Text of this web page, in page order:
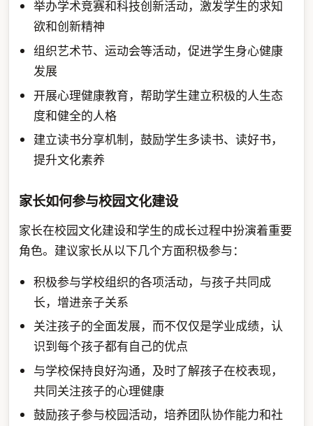
举办学术竞赛和科技创新活动，激发学生的求知
欲和创新精神
组织艺术节、运动会等活动，促进学生身心健康
发展
开展心理健康教育，帮助学生建立积极的人生态
度和健全的人格
建立读书分享机制，鼓励学生多读书、读好书，
提升文化素养
家长如何参与校园文化建设
家长在校园文化建设和学生的成长过程中扮演着重要
角色。建议家长从以下几个方面积极参与：
积极参与学校组织的各项活动，与孩子共同成
长，增进亲子关系
关注孩子的全面发展，而不仅仅是学业成绩，认
识到每个孩子都有自己的优点
与学校保持良好沟通，及时了解孩子在校表现，
共同关注孩子的心理健康
鼓励孩子参与校园活动，培养团队协作能力和社